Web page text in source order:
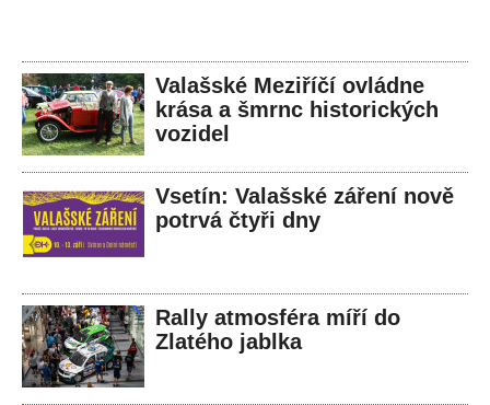
Valašské Meziříčí ovládne
krása a šmrnc historických
vozidel
Vsetín: Valašské záření nově
potrvá čtyři dny
Rally atmosféra míří do
Zlatého jablka